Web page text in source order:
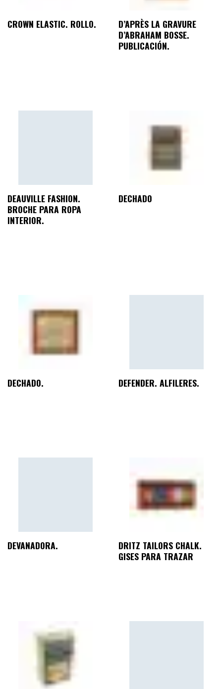
CROWN ELASTIC. ROLLO.
D’APRÈS LA GRAVURE
D’ABRAHAM BOSSE.
PUBLICACIÓN.
DEAUVILLE FASHION.
BROCHE PARA ROPA
INTERIOR.
DECHADO
DECHADO. DEFENDER. ALFILERES.
DEVANADORA.
DRITZ TAILORS CHALK.
GISES PARA TRAZAR